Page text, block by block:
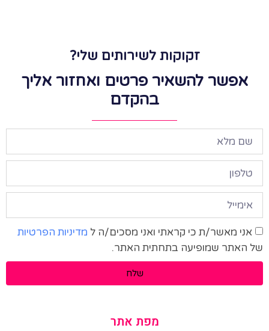
זקוקות לשירותים שלי?
אפשר להשאיר פרטים ואחזור אליך
בהקדם
אני מאשר/ת כי קראתי ואני מסכים/ה ל מדיניות הפרטיות
של האתר שמופיעה בתחתית האתר.
שלח
מפת אתר